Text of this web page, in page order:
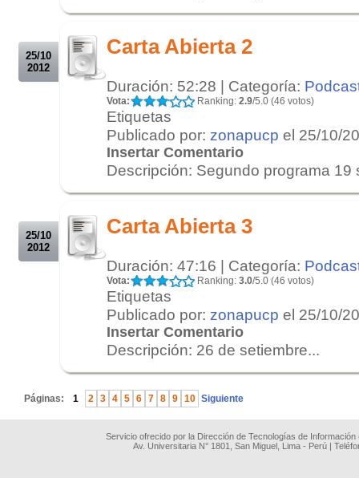
25/10
2012
Carta Abierta 2
Duración: 52:28 | Categoría:
Vota: Ranking: 2.9/5.0 (46 votos)
Etiquetas
Publicado por: zonapucp el 25/10/
Insertar Comentario
Descripción: Segundo programa 19
25/10
2012
Carta Abierta 3
Duración: 47:16 | Categoría:
Vota: Ranking: 3.0/5.0 (46 votos)
Etiquetas
Publicado por: zonapucp el 25/10/
Insertar Comentario
Descripción: 26 de setiembre...
Páginas: 1 2 3 4 5 6 7 8 9 10 Siguiente
Servicio ofrecido por la Dirección de Tecnologías de
Av. Universitaria N° 1801, San Miguel, Lima - Perú |